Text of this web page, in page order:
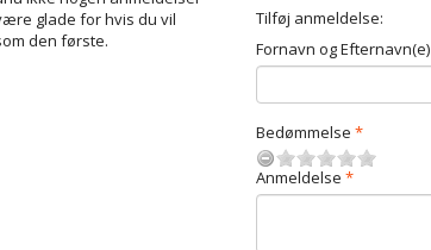
glade for hvis du vil
den første.
Tilføj anmeldelse:
Fornavn og Efternavn(e)
Bedømmelse
Anmeldelse